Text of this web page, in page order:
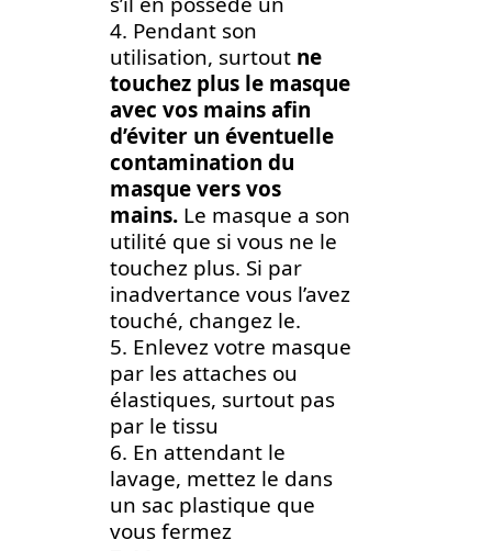
4. Pendant son
utilisation, surtout ne
touchez plus le masque
avec vos mains afin
d’éviter un éventuelle
contamination du
masque vers vos
mains. Le masque a son
utilité que si vous ne le
touchez plus. Si par
inadvertance vous l’avez
touché, changez le.
5. Enlevez votre masque
par les attaches ou
élastiques, surtout pas
par le tissu
6. En attendant le
lavage, mettez le dans
un sac plastique que
vous fermez